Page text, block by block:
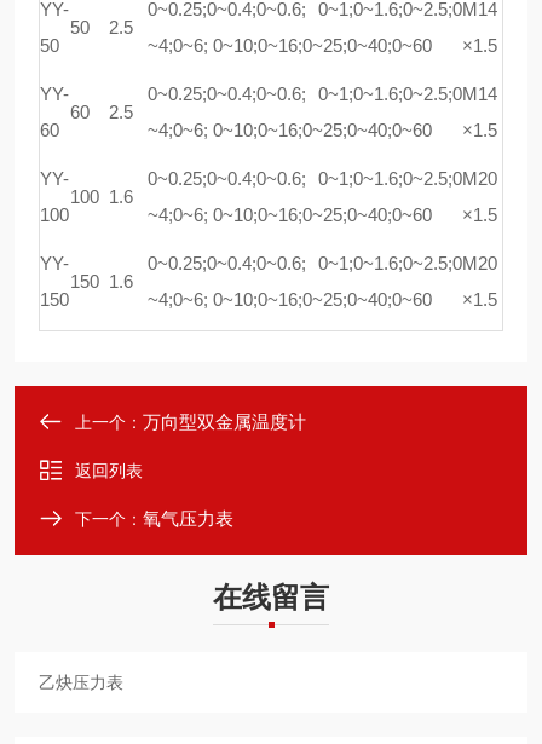
YY-
50
50 2.5
0~0.25;0~0.4;0~0.6; 0~1;0~1.6;0~2.5;0
~4;0~6; 0~10;0~16;0~25;0~40;0~60
M14
×1.5
YY-
60
60 2.5
0~0.25;0~0.4;0~0.6; 0~1;0~1.6;0~2.5;0
~4;0~6; 0~10;0~16;0~25;0~40;0~60
M14
×1.5
YY-
100
100 1.6
0~0.25;0~0.4;0~0.6; 0~1;0~1.6;0~2.5;0
~4;0~6; 0~10;0~16;0~25;0~40;0~60
M20
×1.5
YY-
150
150 1.6
0~0.25;0~0.4;0~0.6; 0~1;0~1.6;0~2.5;0
~4;0~6; 0~10;0~16;0~25;0~40;0~60
M20
×1.5
上一个： 万向型双金属温度计
返回列表
下一个： 氧气压力表
在线留言